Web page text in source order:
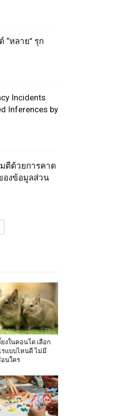
“หลาย” รุก
Incidents
Inferences by
ตีด้วยการคาด
องข้อมูลส่วน
ยงในคอนโด เลือก
รแบบไหนดี ไม่มี
อนใคร